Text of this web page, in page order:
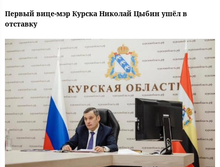
Первый вице-мэр Курска Николай Цыбин ушёл в
отставку